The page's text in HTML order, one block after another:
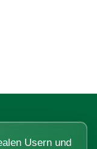
Usern und